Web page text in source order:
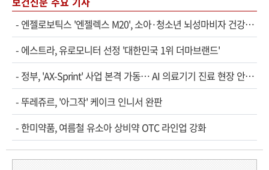
- 엔젤로보틱스 '엔젤렉스 M20', 소아·청소년 뇌성마비자 건강보험 확대 적용
- 에스트라, 유로모니터 선정 '대한민국 1위 더마브랜드'
- 정부, 'AX-Sprint' 사업 본격 가동… AI 의료기기 진료 현장 안착 속도
-뚜레쥬르, '아그작' 케이크 인니서 완판
- 한미약품, 여름철 유소아 상비약 OTC 라인업 강화